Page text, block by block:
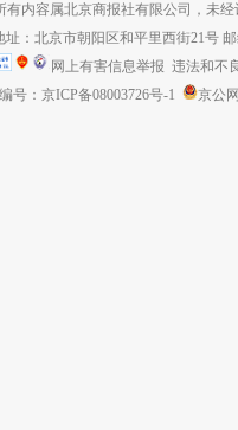
有内容属北京商报社有限公司，未经
址：北京市朝阳区和平里西街21号
网上有害信息举报 违法和不
号：京ICP备08003726号-1
京公